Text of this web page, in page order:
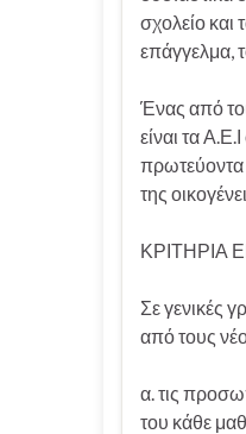
σχολείο και
επάγγελμα,
Ένας από
είναι τα
πρωτεύοντα
της
ΚΡΙΤΗΡΙΑ
Σε γενικές
από τους
α. τις
του κάθε